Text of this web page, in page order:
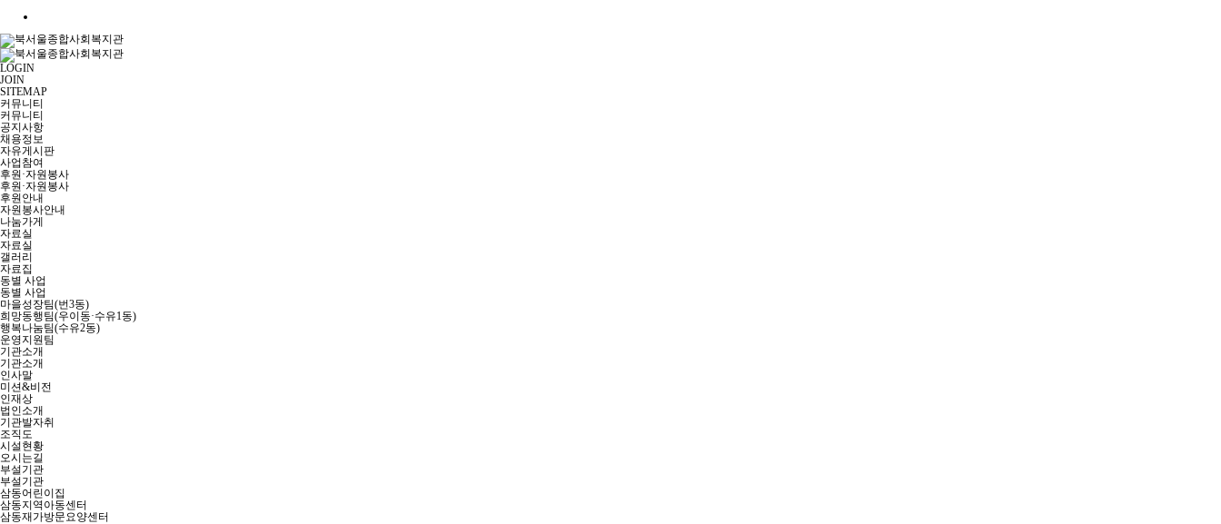
LOGIN
JOIN
SITEMAP
커뮤니티
커뮤니티
공지사항
채용정보
자유게시판
사업참여
후원·자원봉사
후원·자원봉사
후원안내
자원봉사안내
나눔가게
자료실
자료실
갤러리
자료집
동별 사업
동별 사업
마을성장팀(번3동)
희망동행팀(우이동·수유1동)
행복나눔팀(수유2동)
운영지원팀
기관소개
기관소개
인사말
미션&비전
인재상
법인소개
기관발자취
조직도
시설현황
오시는길
부설기관
부설기관
삼동어린이집
삼동지역아동센터
삼동재가방문요양센터